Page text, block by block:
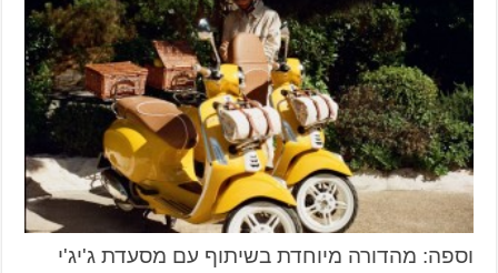
וספה: מהדורה מיוחדת בשיתוף עם מסעדת ג'יג'י